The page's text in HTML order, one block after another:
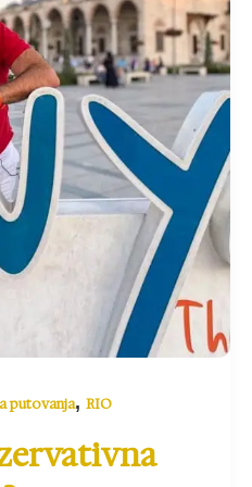
putovanja, RIO